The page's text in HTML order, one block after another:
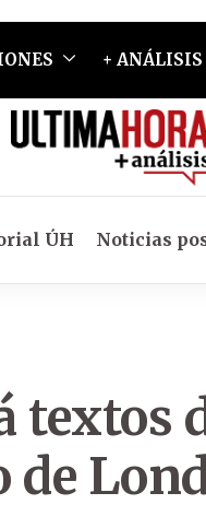
+ ANÁLISIS
ÚH Noticias
textos
de